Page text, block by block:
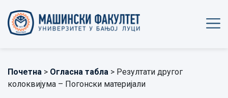
Почетна > Огласна табла > Резултати другог
колоквијума – Погонски материјали